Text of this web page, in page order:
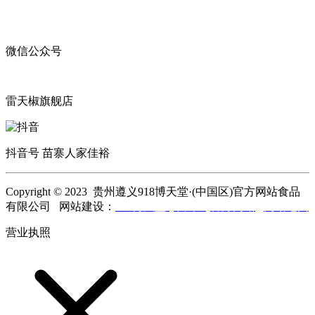
微信公众号
雷天椒旗舰店
抖音号 苗寨人家佳裕
Copyright © 2023 贵州遵义918博天堂·(中国区)官方网站食品
有限公司 网站建设：
营业执照